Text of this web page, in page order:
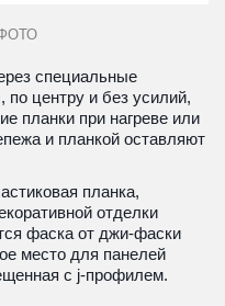
специальные
по центру и без усилий,
планки при нагреве или
и планкой оставляют
планка,
отделки
фаска от джи-фаски
место для панелей
с j-профилем.